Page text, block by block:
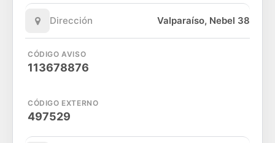
Dirección Valparaíso, Nebel 38
CÓDIGO AVISO
113678876
CÓDIGO EXTERNO
497529